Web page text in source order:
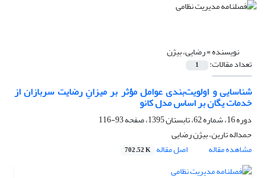
نویسنده =رضایی، بیژن
تعداد مقالات: 1
شناسایی و اولویت‌بندی عوامل مؤثر بر میزانِ رضایت سربازان از
خدمات یگان بر اساس مدل کانو
دوره 16، شماره 62، تابستان 1395، صفحه
93-116
حمداله تارین، بیژن رضایی
مشاهده مقاله
اصل مقاله 702.52 K